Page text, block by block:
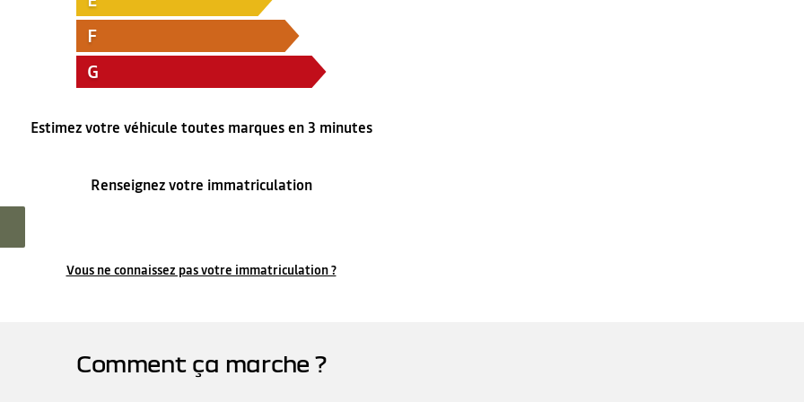
F
G
Estimez votre véhicule toutes marques en 3 minutes
Renseignez votre immatriculation
Vous ne connaissez pas votre immatriculation ?
Comment ça marche ?